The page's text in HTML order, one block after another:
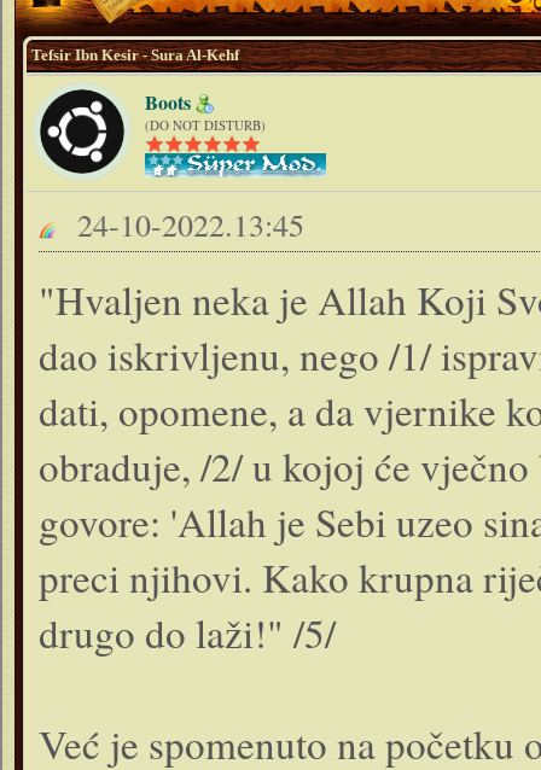
Tefsir Ibn Kesir - Sura Al-Kehf
Boots
(DO NOT DISTURB)
24-10-2022.13:45
"Hvaljen neka je Allah Koji
dao iskrivljenu, nego /1/
dati, opomene, a da vjernike
obraduje, /2/ u kojoj će
govore: 'Allah je Sebi uzeo
preci njihovi. Kako krupna
drugo do laži!" /5/
Već je spomenuto na početku